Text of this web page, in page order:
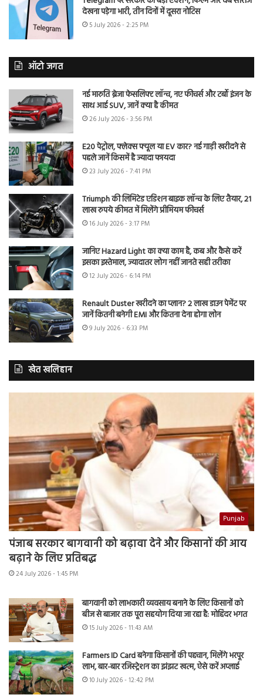
देखना पड़ेगा भारी, तीन दिनों में दूसरा नोटिस
5 July 2026 - 2:25 PM
ऑटो जगत
नई मारुति ब्रेजा फेसलिफ्ट लॉन्च, नए फीचर्स और टर्बो इंजन के
साथ आई SUV, जानें क्या है कीमत
26 July 2026 - 3:56 PM
E20 पेट्रोल, फ्लेक्स फ्यूल या EV कार? नई गाड़ी खरीदने से
पहले जानें किसमें है ज्यादा फायदा
23 July 2026 - 7:41 PM
Triumph की लिमिटेड एडिशन बाइक लॉन्च के लिए तैयार, 21
लाख रुपये कीमत में मिलेंगे प्रीमियम फीचर्स
16 July 2026 - 3:17 PM
जानिए Hazard Light का क्या काम है, कब और कैसे करें
इसका इस्तेमाल, ज्यादातर लोग नहीं जानते सही तरीका
12 July 2026 - 6:14 PM
Renault Duster खरीदने का प्लान? 2 लाख डाउन पेमेंट पर
जानें कितनी बनेगी EMI और कितना देना होगा लोन
9 July 2026 - 6:33 PM
खेत खलिहान
Punjab
पंजाब सरकार बागवानी को बढ़ावा देने और किसानों की आय
बढ़ाने के लिए प्रतिबद्ध
24 July 2026 - 1:45 PM
बागवानी को लाभकारी व्यवसाय बनाने के लिए किसानों को
बीज से बाजार तक पूरा सहयोग दिया जा रहा है: मोहिंदर भगत
15 July 2026 - 11:43 AM
Farmers ID Card बनेगा किसानों की पहचान, मिलेंगे भरपूर
लाभ, बार-बार रजिस्ट्रेशन का झंझट खत्म, ऐसे करें अप्लाई
10 July 2026 - 12:42 PM